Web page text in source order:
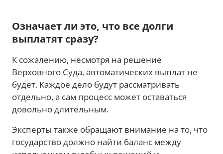
Означает ли это, что все долги
выплатят сразу?
К сожалению, несмотря на решение
Верховного Суда, автоматических выплат не
будет. Каждое дело будут рассматривать
отдельно, а сам процесс может оставаться
довольно длительным.
Эксперты также обращают внимание на то, что
государство должно найти баланс между